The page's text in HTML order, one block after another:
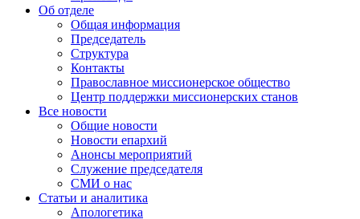
Об отделе
Общая информация
Председатель
Структура
Контакты
Православное миссионерское общество
Центр поддержки миссионерских станов
Все новости
Общие новости
Новости епархий
Анонсы мероприятий
Служение председателя
СМИ о нас
Статьи и аналитика
Апологетика